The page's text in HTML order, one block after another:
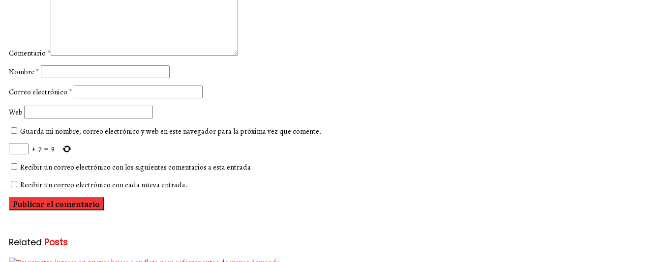
Comentario *
Nombre *
Correo electrónico *
Web
Guarda mi nombre, correo electrónico y web en este navegador para la próxima vez que comente.
+ 7 = 9
Recibir un correo electrónico con los siguientes comentarios a esta entrada.
Recibir un correo electrónico con cada nueva entrada.
Related Posts